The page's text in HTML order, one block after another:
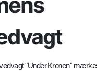
"Under Kronen"